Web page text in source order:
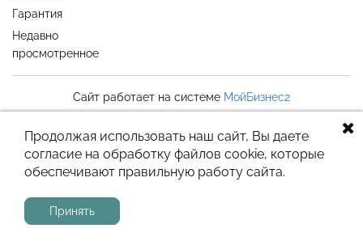
Гарантия
Недавно
просмотренное
Сайт работает на системе МойБизнес2
Продолжая использовать наш сайт, Вы даете
согласие на обработку файлов cookie, которые
обеспечивают правильную работу сайта.
Принять